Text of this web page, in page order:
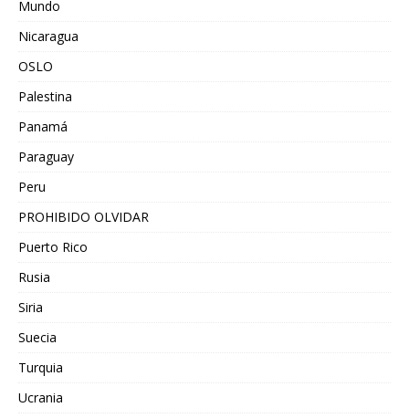
Mundo
Nicaragua
OSLO
Palestina
Panamá
Paraguay
Peru
PROHIBIDO OLVIDAR
Puerto Rico
Rusia
Siria
Suecia
Turquia
Ucrania